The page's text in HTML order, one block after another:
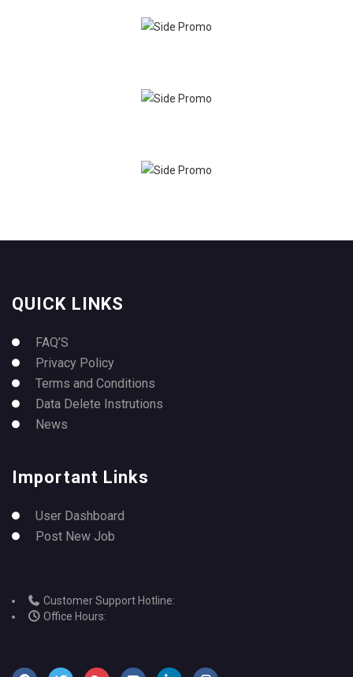
QUICK LINKS
FAQ’S
Privacy Policy
Terms and Conditions
Data Delete Instrutions
News
Important Links
User Dashboard
Post New Job
Customer Support Hotline:
Office Hours: